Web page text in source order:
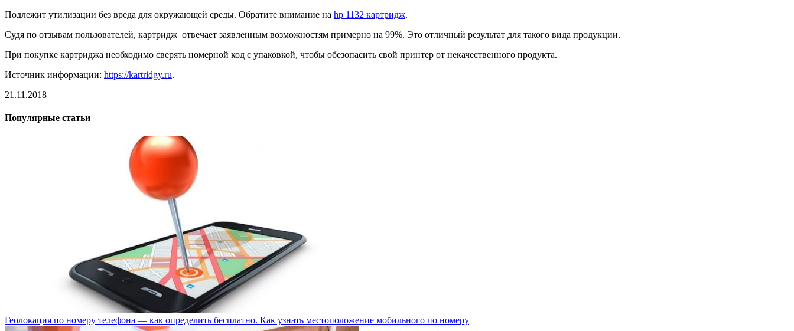
Подлежит утилизации без вреда для окружающей среды. Обратите внимание на hp 1132 картридж.
Судя по отзывам пользователей, картридж отвечает заявленным возможностям примерно на 99%. Это отличный результат для такого вида продукции.
При покупке картриджа необходимо сверять номерной код с упаковкой, чтобы обезопасить свой принтер от некачественного продукта.
Источник информации: https://kartridgy.ru.
21.11.2018
Популярные статьи
Геолокация по номеру телефона — как определить бесплатно. Как узнать местоположение мобильного по номеру